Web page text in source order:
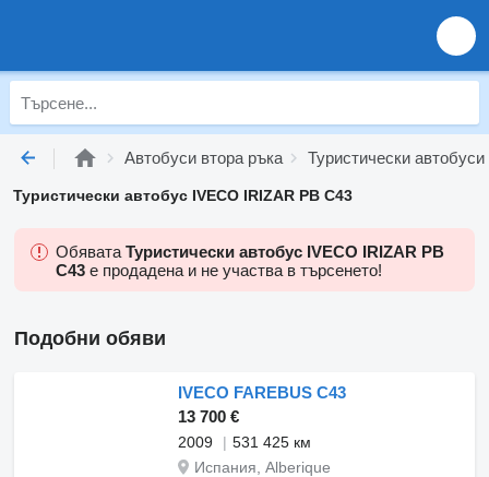
Автобуси втора ръка Туристически
Туристически автобус IVECO IRIZAR PB C43
Обявата Туристически автобус IVECO IRIZAR PB
C43 е продадена и не участва в търсенето!
Подобни обяви
IVECO FAREBUS C43
13 700 €
2009
531 425 км
Испания, Alberique